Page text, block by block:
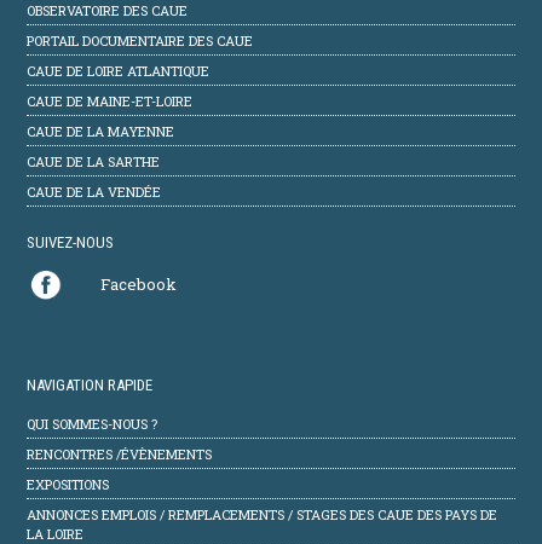
OBSERVATOIRE DES CAUE
PORTAIL DOCUMENTAIRE DES CAUE
CAUE DE LOIRE ATLANTIQUE
CAUE DE MAINE-ET-LOIRE
CAUE DE LA MAYENNE
CAUE DE LA SARTHE
CAUE DE LA VENDÉE
SUIVEZ-NOUS
Facebook
NAVIGATION RAPIDE
QUI SOMMES-NOUS ?
RENCONTRES /ÉVÈNEMENTS
EXPOSITIONS
ANNONCES EMPLOIS / REMPLACEMENTS / STAGES DES CAUE DES PAYS DE
LA LOIRE